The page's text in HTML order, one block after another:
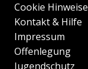
Cookie Hinweise
Kontakt & Hilfe
Impressum
Offenlegung
Jugendschutz